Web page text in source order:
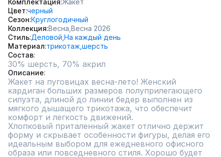
Комплектация Жакет
Цвет черный
Сезон Круглогодичный
Коллекция Весна, Весна 2026
Стиль Деловой, На каждый день
Материал трикотаж, шерсть
Состав
30% шерсть, 70% акрил
Описание
Жакет на пуговицах весна-лето! Женский
кардиган больших размеров полуприлегающего
силуэта, длиной до линии бедер выполнен из
мягкого дышащего трикотажа, что обеспечит
комфорт и легкость движений.
Хлопковый приталенный жакет отлично держит
форму и скрывает особенности фигуры, делая его
идеальным выбором для ежедневного офисного
образа или повседневного стиля. Хорошо будет